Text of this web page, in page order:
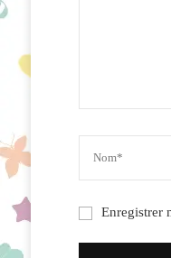
Enregistrer